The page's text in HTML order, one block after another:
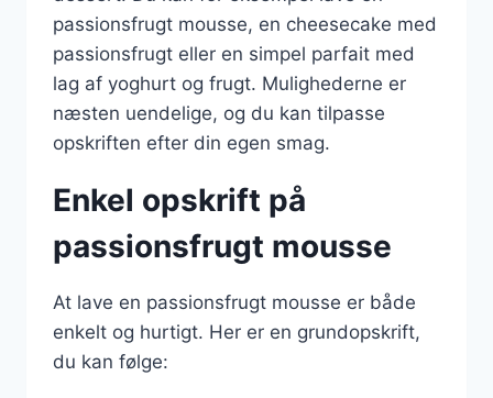
passionsfrugt mousse, en cheesecake med
passionsfrugt eller en simpel parfait med
lag af yoghurt og frugt. Mulighederne er
næsten uendelige, og du kan tilpasse
opskriften efter din egen smag.
Enkel opskrift på
passionsfrugt mousse
At lave en passionsfrugt mousse er både
enkelt og hurtigt. Her er en grundopskrift,
du kan følge: